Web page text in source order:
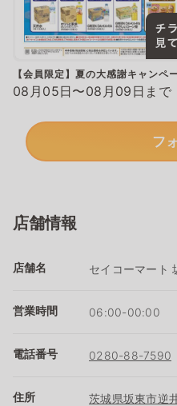
【会員限定】夏の大感謝キャンペ
08月05日〜08月09日まで
フ
店舗情報
店舗名 セイコーマート
営業時間 06:00-00:00
電話番号 0280-88-7590
住所 茨城県坂東市逆